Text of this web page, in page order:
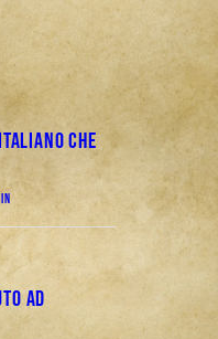
che
ad